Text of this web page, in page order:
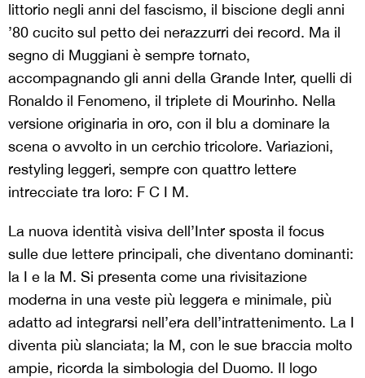
littorio negli anni del fascismo, il biscione degli anni
’80 cucito sul petto dei nerazzurri dei record. Ma il
segno di Muggiani è sempre tornato,
accompagnando gli anni della Grande Inter, quelli di
Ronaldo il Fenomeno, il triplete di Mourinho. Nella
versione originaria in oro, con il blu a dominare la
scena o avvolto in un cerchio tricolore. Variazioni,
restyling leggeri, sempre con quattro lettere
intrecciate tra loro: F C I M.
La nuova identità visiva dell’Inter sposta il focus
sulle due lettere principali, che diventano dominanti:
la I e la M. Si presenta come una rivisitazione
moderna in una veste più leggera e minimale, più
adatto ad integrarsi nell’era dell’intrattenimento. La I
diventa più slanciata; la M, con le sue braccia molto
ampie, ricorda la simbologia del Duomo. Il logo